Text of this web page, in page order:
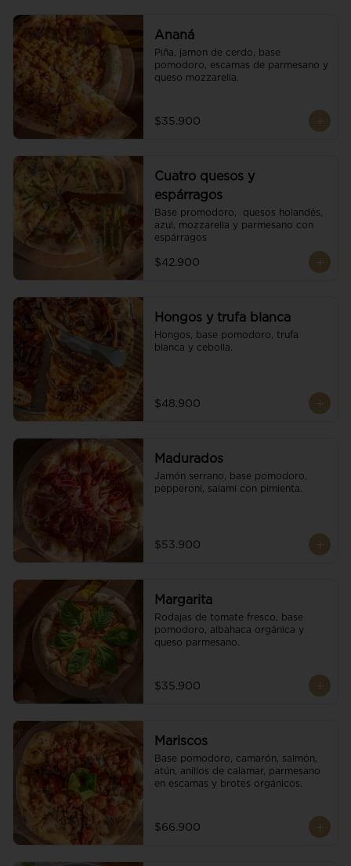
Ananá
Piña, jamon de cerdo, base
pomodoro, escamas de parmesano y
queso mozzarella.
$35.900
Cuatro quesos y
espárragos
Base promodoro,  quesos holandés,
azul, mozzarella y parmesano con
espárragos
$42.900
Hongos y trufa blanca
Hongos, base pomodoro, trufa
blanca y cebolla.
$48.900
Madurados
Jamón serrano, base pomodoro,
pepperoni, salami con pimienta.
$53.900
Margarita
Rodajas de tomate fresco, base
pomodoro, albahaca orgánica y
queso parmesano.
$35.900
Mariscos
Base pomodoro, camarón, salmón,
atún, anillos de calamar, parmesano
en escamas y brotes orgánicos.
$66.900